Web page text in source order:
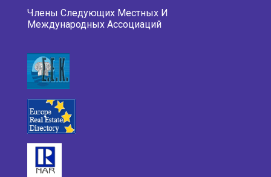
Члены Следующих Местных И
Международных Ассоциаций